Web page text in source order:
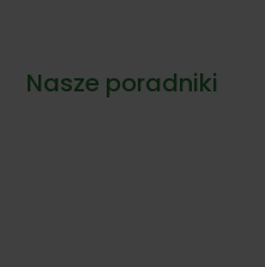
Nasze poradniki